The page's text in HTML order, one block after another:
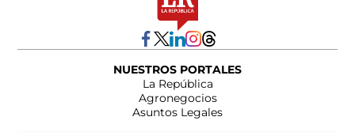
NUESTROS PORTALES
La República
Agronegocios
Asuntos Legales